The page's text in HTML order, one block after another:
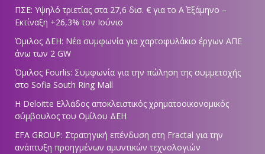
ΠΣΕ: Υψηλό τριετίας στα 27,6 δισ. € για το Α΄ Εξάμηνο –
Εκτίναξη +26,3% τον Ιούνιο
Όμιλος ΔΕΗ: Νέα συμφωνία για χαρτοφυλάκιο έργων ΑΠΕ
άνω των 2 GW
Όμιλος Fourlis: Συμφωνία για την πώληση της συμμετοχής
στο Sofia South Ring Mall
Η Deloitte Ελλάδος αποκλειστικός χρηματοοικονομικός
σύμβουλος του Ομίλου ΔΕΗ
EFA GROUP: Στρατηγική επένδυση στη Fractal για την
ανάπτυξη προηγμένων αμυντικών τεχνολογιών